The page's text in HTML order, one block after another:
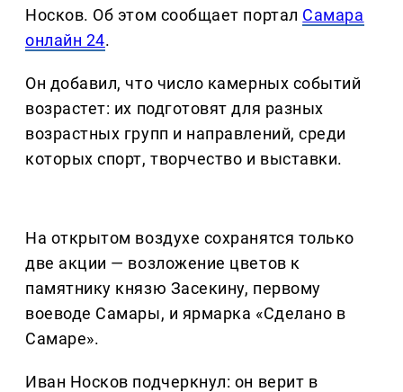
Носков. Об этом сообщает портал Самара
онлайн 24.
Он добавил, что число камерных событий
возрастет: их подготовят для разных
возрастных групп и направлений, среди
которых спорт, творчество и выставки.
На открытом воздухе сохранятся только
две акции — возложение цветов к
памятнику князю Засекину, первому
воеводе Самары, и ярмарка «Сделано в
Самаре».
Иван Носков подчеркнул: он верит в